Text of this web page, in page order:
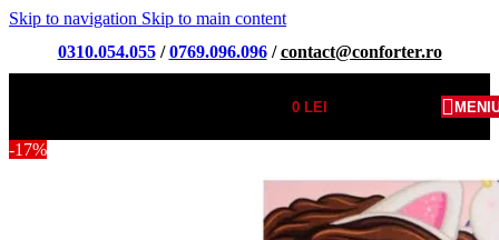
Skip to navigation Skip to main content
0310.054.055/0769.096.096/contact@conforter.ro
0LEI
-17%